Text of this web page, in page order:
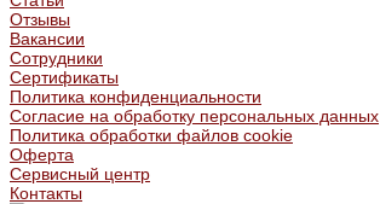
Отзывы
Вакансии
Сотрудники
Сертификаты
Политика конфиденциальности
Согласие на обработку персональных данных
Политика обработки файлов cookie
Оферта
Сервисный центр
Контакты